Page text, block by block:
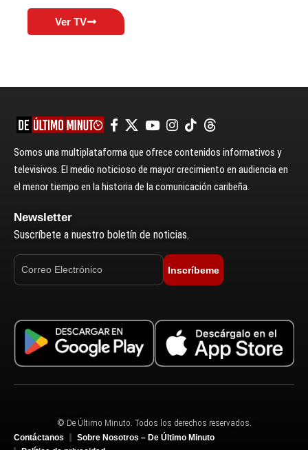
Ver TV
Somos una multiplataforma que ofrece contenidos informativos y
televisivos. El medio noticioso de mayor crecimiento en audiencia en
el menor tiempo en la historia de la comunicación caribeña.
Newsletter
Suscríbete a nuestro boletín de noticias.
Inscríbeme
© De Último Minuto. Todos los derechos reservados.
Contáctanos
Sobre Nosotros – De Último Minuto